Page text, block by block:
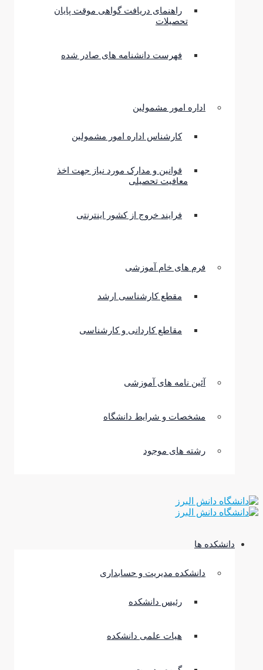
راهنمای دریافت گواهی موقت پایان
تحصیلات
فهرست دانشنامه های صادر شده
اداره امور مشمولین
کارشناس اداره امور مشمولین
قوانین و مدارک مورد نیاز جهت اخذ
معافیت تحصیلی
فرایند خروج از کشور اینترنتی
فرم های خام آموزشی
مقطع کارشناسی ارشد
مقاطع کاردانی و کارشناسی
آئین نامه های آموزشی
مشخصات و شرایط دانشگاه
رشته های موجود
دانشکده ها
دانشکده مدیریت و حسابداری
رئیس دانشکده
هیات علمی دانشکده